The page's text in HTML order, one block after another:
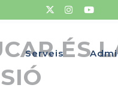
ServeisÉS